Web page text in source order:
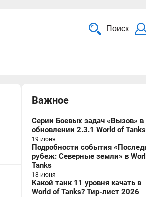
Поиск
Важное
Серии Боевых задач «Вызов» в
обновлении 2.3.1 World of Tanks
19 июня
Подробности события
рубеж: Северные земли» в
Tanks
18 июня
Какой танк 11 уровня качать в
World of Tanks? Тир-лист 2026